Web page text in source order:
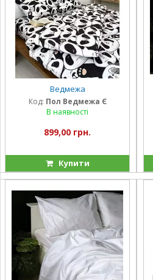
Ведмежа
Код: Пол Ведмежа Є
В наявності
899,00 грн.
Купити